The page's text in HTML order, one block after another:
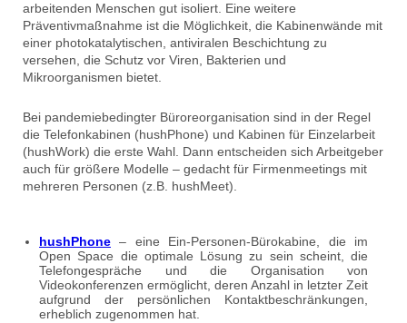
arbeitenden Menschen gut isoliert. Eine weitere
Präventivmaßnahme ist die Möglichkeit, die Kabinenwände mit
einer photokatalytischen, antiviralen Beschichtung zu
versehen, die Schutz vor Viren, Bakterien und
Mikroorganismen bietet.
Bei pandemiebedingter Büroreorganisation sind in der Regel
die Telefonkabinen (hushPhone) und Kabinen für Einzelarbeit
(hushWork) die erste Wahl. Dann entscheiden sich Arbeitgeber
auch für größere Modelle – gedacht für Firmenmeetings mit
mehreren Personen (z.B. hushMeet).
hushPhone – eine Ein-Personen-Bürokabine, die im
Open Space die optimale Lösung zu sein scheint, die
Telefongespräche und die Organisation von
Videokonferenzen ermöglicht, deren Anzahl in letzter Zeit
aufgrund der persönlichen Kontaktbeschränkungen,
erheblich zugenommen hat.